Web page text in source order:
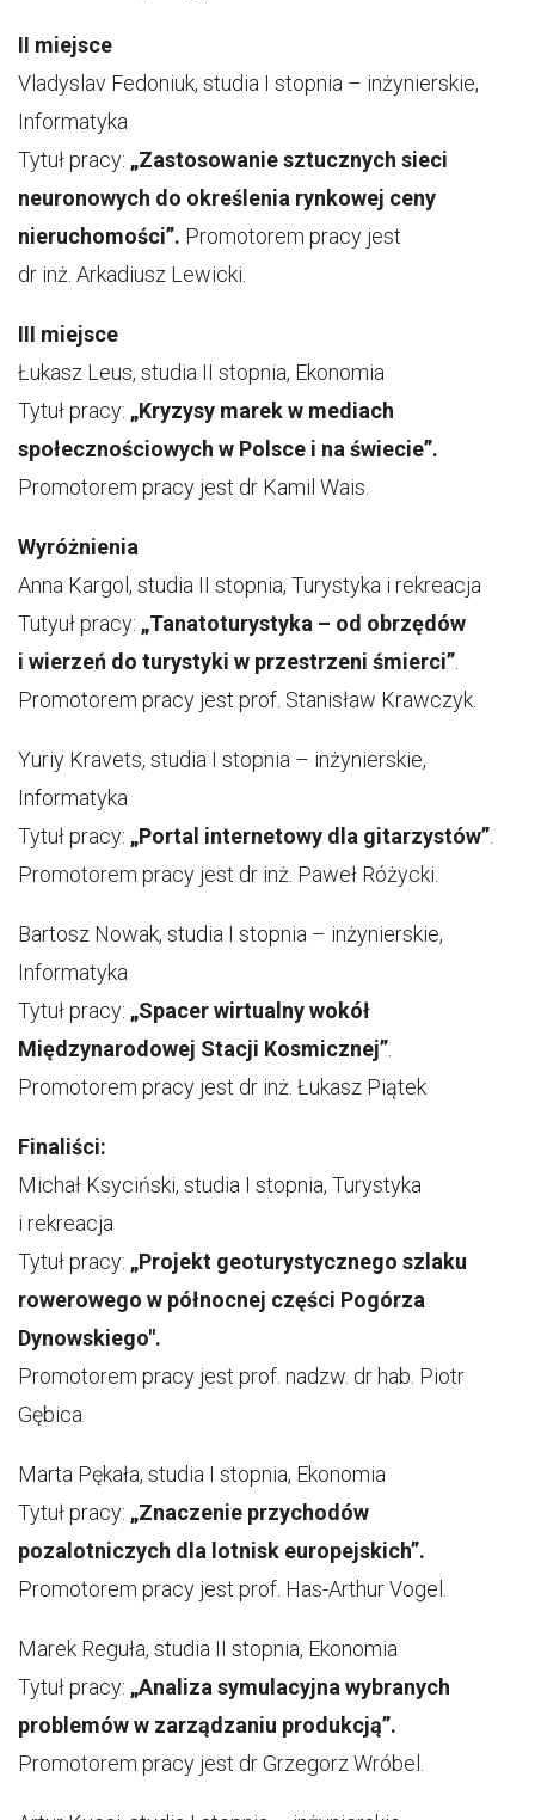
II miejsce
Vladyslav Fedoniuk, studia I stopnia – inżynierskie,
Informatyka
Tytuł pracy: „Zastosowanie sztucznych sieci
neuronowych do określenia rynkowej ceny
nieruchomości”. Promotorem pracy jest
dr inż. Arkadiusz Lewicki.
III miejsce
Łukasz Leus, studia II stopnia, Ekonomia
Tytuł pracy: „Kryzysy marek w mediach
społecznościowych w Polsce i na świecie”.
Promotorem pracy jest dr Kamil Wais.
Wyróżnienia
Anna Kargol, studia II stopnia, Turystyka i rekreacja
Tutyuł pracy: „Tanatoturystyka – od obrzędów
i wierzeń do turystyki w przestrzeni śmierci”.
Promotorem pracy jest prof. Stanisław Krawczyk.
Yuriy Kravets, studia I stopnia – inżynierskie,
Informatyka
Tytuł pracy: „Portal internetowy dla gitarzystów”.
Promotorem pracy jest dr inż. Paweł Różycki.
Bartosz Nowak, studia I stopnia – inżynierskie,
Informatyka
Tytuł pracy: „Spacer wirtualny wokół
Międzynarodowej Stacji Kosmicznej”.
Promotorem pracy jest dr inż. Łukasz Piątek
Finaliści:
Michał Ksyciński, studia I stopnia, Turystyka
i rekreacja
Tytuł pracy: „Projekt geoturystycznego szlaku
rowerowego w północnej części Pogórza
Dynowskiego".
Promotorem pracy jest prof. nadzw. dr hab. Piotr
Gębica
Marta Pękała, studia I stopnia, Ekonomia
Tytuł pracy: „Znaczenie przychodów
pozalotniczych dla lotnisk europejskich”.
Promotorem pracy jest prof. Has-Arthur Vogel.
Marek Reguła, studia II stopnia, Ekonomia
Tytuł pracy: „Analiza symulacyjna wybranych
problemów w zarządzaniu produkcją”.
Promotorem pracy jest dr Grzegorz Wróbel.